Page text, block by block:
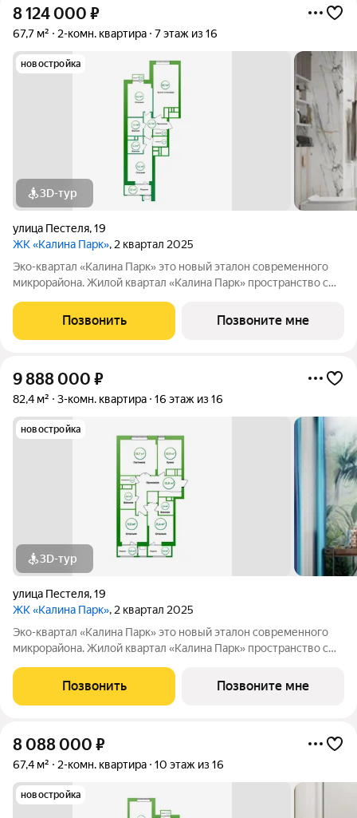
8 124 000 ₽
67,7 м² 2-комн. квартира 7 этаж из 16
новостройка
3D-тур
улица Пестеля,19
ЖК «Калина Парк», 2 квартал 2025
Эко-квартал «Калина Парк» это новый эталон современного
микрорайона. Жилой квартал «Калина Парк» пространство с
эргономичными планировками квартир, безопасными дворами
и развитой, продуманной
Позвонить Позвоните мне
9 888 000 ₽
82,4 м² 3-комн. квартира 16 этаж из 16
новостройка
3D-тур
улица Пестеля,19
ЖК «Калина Парк», 2 квартал 2025
Эко-квартал «Калина Парк» это новый эталон современного
микрорайона. Жилой квартал «Калина Парк» пространство с
эргономичными планировками квартир, безопасными дворами
и развитой, продуманной
Позвонить Позвоните мне
8 088 000 ₽
67,4 м² 2-комн. квартира 10 этаж из 16
новостройка